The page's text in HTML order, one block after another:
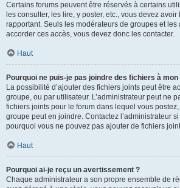
Certains forums peuvent être réservés à certains
les consulter, les lire, y poster, etc., vous devez avoir
rapportant. Seuls les modérateurs de groupes et
accorder ces accès, vous devez donc les contacter.
Haut
Pourquoi ne puis-je pas joindre des fichiers à
La possibilité d’ajouter des fichiers joints peut être
groupe, ou par utilisateur. L’administrateur peut ne
fichiers joints pour le forum dans lequel vous
groupe peut en joindre. Contactez l’administrateur
pourquoi vous ne pouvez pas ajouter de fichiers
Haut
Pourquoi ai-je reçu un avertissement ?
Chaque administrateur a son propre ensemble de